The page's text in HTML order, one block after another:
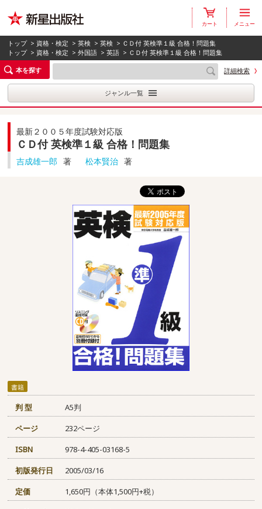
カート メニュー
トップ > 資格・検定 >英検 >英検 > ＣＤ付 英検準１級 合格！問題集
トップ > 資格・検定 >外国語 >英語 > ＣＤ付 英検準１級 合格！問題集
本を探す
詳細検索
ジャンル一覧
最新２００５年度試験対応版
ＣＤ付 英検準１級 合格！問題集
吉成雄一郎 著 松本賢治 著
書籍
判 型
A5判
ページ
232ページ
ISBN
978-4-405-03168-5
初版発行日
2005/03/16
定価
1,650円（本体1,500円+税）